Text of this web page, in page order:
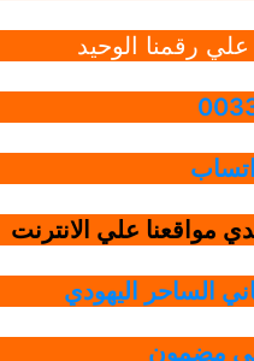
علي رقمنا الوحيد
مواقعنا علي الانترنت
الساحر اليهودي
مضمون